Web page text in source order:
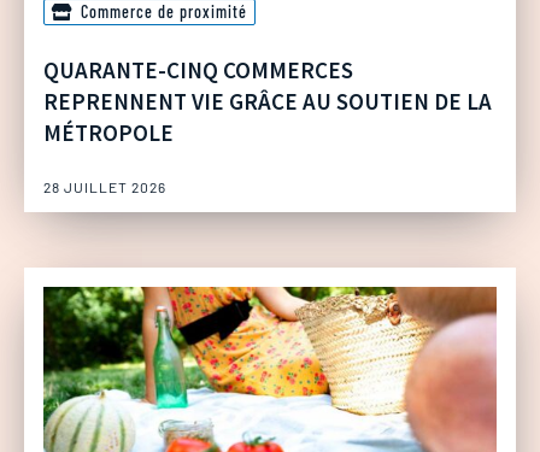
Commerce de proximité
QUARANTE-CINQ COMMERCES
REPRENNENT VIE GRÂCE AU SOUTIEN DE LA
MÉTROPOLE
28 JUILLET 2026